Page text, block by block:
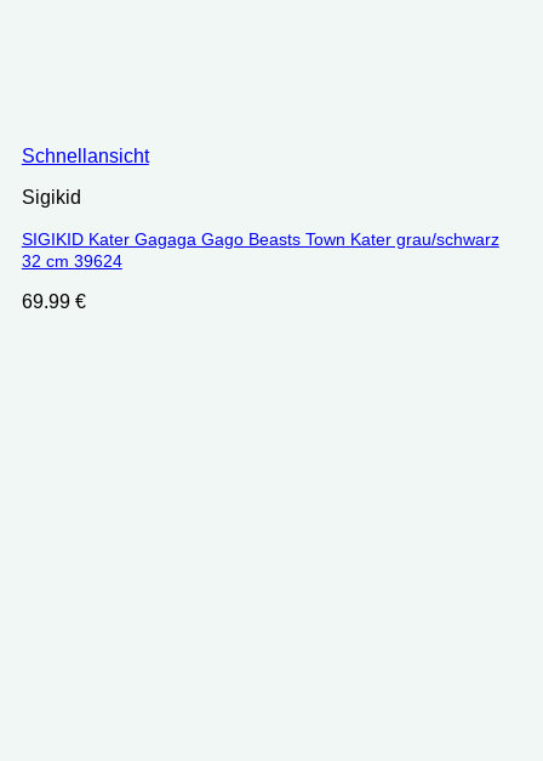
Schnellansicht
Sigikid
SIGIKID Kater Gagaga Gago Beasts Town Kater grau/schwarz
32 cm 39624
69.99 €